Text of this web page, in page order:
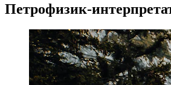
Петрофизик-